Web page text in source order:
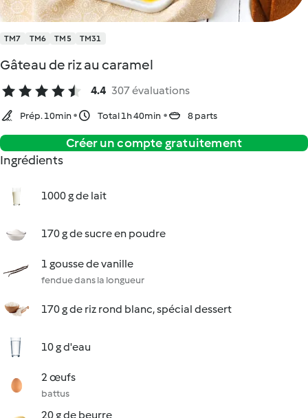
TM7 TM6 TM5 TM31
Gâteau de riz au caramel
4.4 307 évaluations
Prép. 10min Total 1h 40min 8 parts
Créer un compte gratuitement
Ingrédients
1000 g de lait
170 g de sucre en poudre
1 gousse de vanille
fendue dans la longueur
170 g de riz rond blanc, spécial dessert
10 g d'eau
2 œufs
battus
20 g de beurre